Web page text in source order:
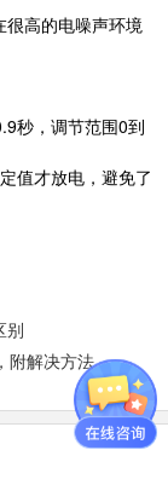
很高的电噪声环境
秒，调节范围0到
值才放电，避免了
别
附解决方法
动进PCB板，自
适应电芯范
...
2113
生产线 规格型
用范围与功能